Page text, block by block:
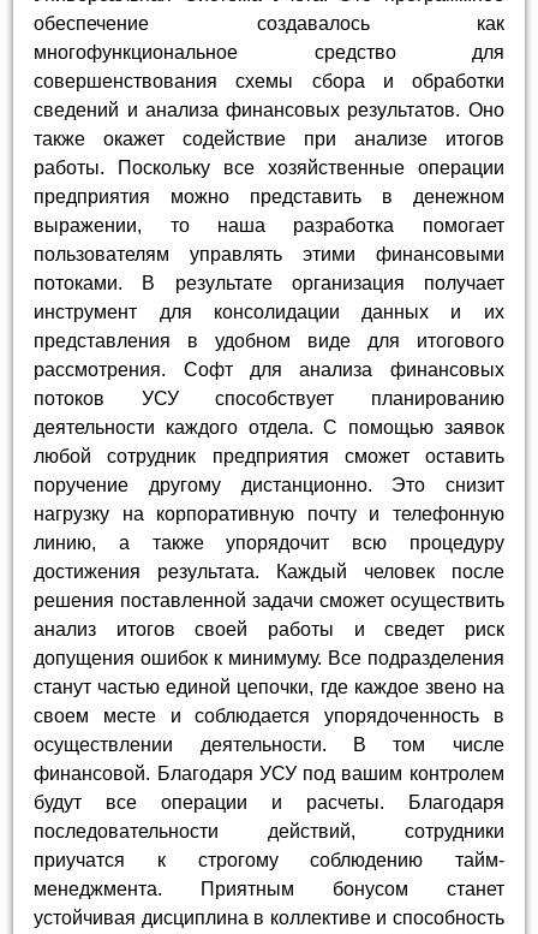
обеспечение создавалось как
многофункциональное средство для
совершенствования схемы сбора и обработки
сведений и анализа финансовых результатов. Оно
также окажет содействие при анализе итогов
работы. Поскольку все хозяйственные операции
предприятия можно представить в денежном
выражении, то наша разработка помогает
пользователям управлять этими финансовыми
потоками. В результате организация получает
инструмент для консолидации данных и их
представления в удобном виде для итогового
рассмотрения. Софт для анализа финансовых
потоков УСУ способствует планированию
деятельности каждого отдела. С помощью заявок
любой сотрудник предприятия сможет оставить
поручение другому дистанционно. Это снизит
нагрузку на корпоративную почту и телефонную
линию, а также упорядочит всю процедуру
достижения результата. Каждый человек после
решения поставленной задачи сможет осуществить
анализ итогов своей работы и сведет риск
допущения ошибок к минимуму. Все подразделения
станут частью единой цепочки, где каждое звено на
своем месте и соблюдается упорядоченность в
осуществлении деятельности. В том числе
финансовой. Благодаря УСУ под вашим контролем
будут все операции и расчеты. Благодаря
последовательности действий, сотрудники
приучатся к строгому соблюдению тайм-
менеджмента. Приятным бонусом станет
устойчивая дисциплина в коллективе и способность